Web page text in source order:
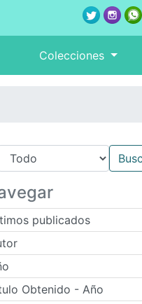
Colecciones
publicados
Obtenido - Año